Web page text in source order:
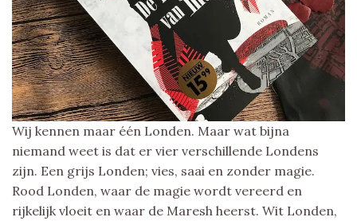
Wij kennen maar één Londen. Maar wat bijna
niemand weet is dat er vier verschillende Londens
zijn. Een grijs Londen; vies, saai en zonder magie.
Rood Londen, waar de magie wordt vereerd en
rijkelijk vloeit en waar de Maresh heerst. Wit Londen,